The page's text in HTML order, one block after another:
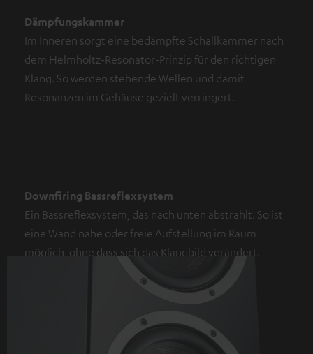
Dämpfungskammer
Im Inneren sorgt eine bedämpfte Schallkammer nach
dem Helmholtz-Resonator-Prinzip für den richtigen
Klang. So werden stehende Wellen und damit
Resonanzen im Gehäuse gezielt verringert.
Downfiring Bassreflexsystem
Ein Bassreflexsystem, das nach unten abstrahlt. So ist
eine Wand nahe oder freie Aufstellung im Raum
möglich, ohne dass sich das Klangbild verändert.